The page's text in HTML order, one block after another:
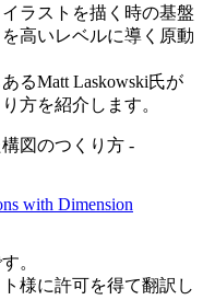
ラストを描く時の基盤
高いレベルに導く原動
るMatt Laskowski氏が
方を紹介します。
with Dimension
。
様に許可を得て翻訳し